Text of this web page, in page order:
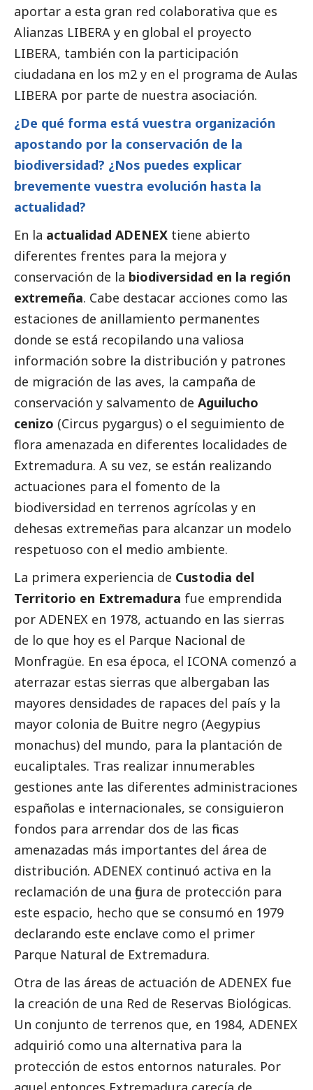
aportar a esta gran red colaborativa que es
Alianzas LIBERA y en global el proyecto
LIBERA, también con la participación
ciudadana en los m2 y en el programa de Aulas
LIBERA por parte de nuestra asociación.
¿De qué forma está vuestra organización
apostando por la conservación de la
biodiversidad? ¿Nos puedes explicar
brevemente vuestra evolución hasta la
actualidad?
En la actualidad ADENEX tiene abierto
diferentes frentes para la mejora y
conservación de la biodiversidad en la región
extremeña. Cabe destacar acciones como las
estaciones de anillamiento permanentes
donde se está recopilando una valiosa
información sobre la distribución y patrones
de migración de las aves, la campaña de
conservación y salvamento de Aguilucho
cenizo (Circus pygargus) o el seguimiento de
flora amenazada en diferentes localidades de
Extremadura. A su vez, se están realizando
actuaciones para el fomento de la
biodiversidad en terrenos agrícolas y en
dehesas extremeñas para alcanzar un modelo
respetuoso con el medio ambiente.
La primera experiencia de Custodia del
Territorio en Extremadura fue emprendida
por ADENEX en 1978, actuando en las sierras
de lo que hoy es el Parque Nacional de
Monfragüe. En esa época, el ICONA comenzó a
aterrazar estas sierras que albergaban las
mayores densidades de rapaces del país y la
mayor colonia de Buitre negro (Aegypius
monachus) del mundo, para la plantación de
eucaliptales. Tras realizar innumerables
gestiones ante las diferentes administraciones
españolas e internacionales, se consiguieron
fondos para arrendar dos de las fincas
amenazadas más importantes del área de
distribución. ADENEX continuó activa en la
reclamación de una figura de protección para
este espacio, hecho que se consumó en 1979
declarando este enclave como el primer
Parque Natural de Extremadura.
Otra de las áreas de actuación de ADENEX fue
la creación de una Red de Reservas Biológicas.
Un conjunto de terrenos que, en 1984, ADENEX
adquirió como una alternativa para la
protección de estos entornos naturales. Por